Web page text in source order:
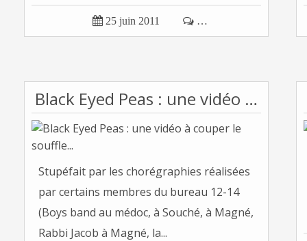
Alors...
 25 juin 2011  …
Black Eyed Peas : une vidéo à couper le souffle...
Stupéfait par les chorégraphies réalisées
par certains membres du bureau 12-14
(Boys band au médoc, à Souché, à Magné,
Rabbi Jacob à Magné, la...